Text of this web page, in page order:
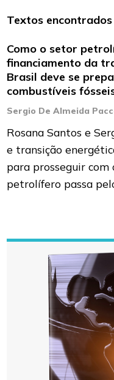
Textos encontrados
Como o setor
financiamento da
Brasil deve se
combustíveis
Sergio De Almeida
Rosana Santos e
e transição
para prosseguir com
petrolífero passa